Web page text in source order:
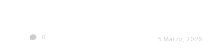
0 5 Marzo, 2026